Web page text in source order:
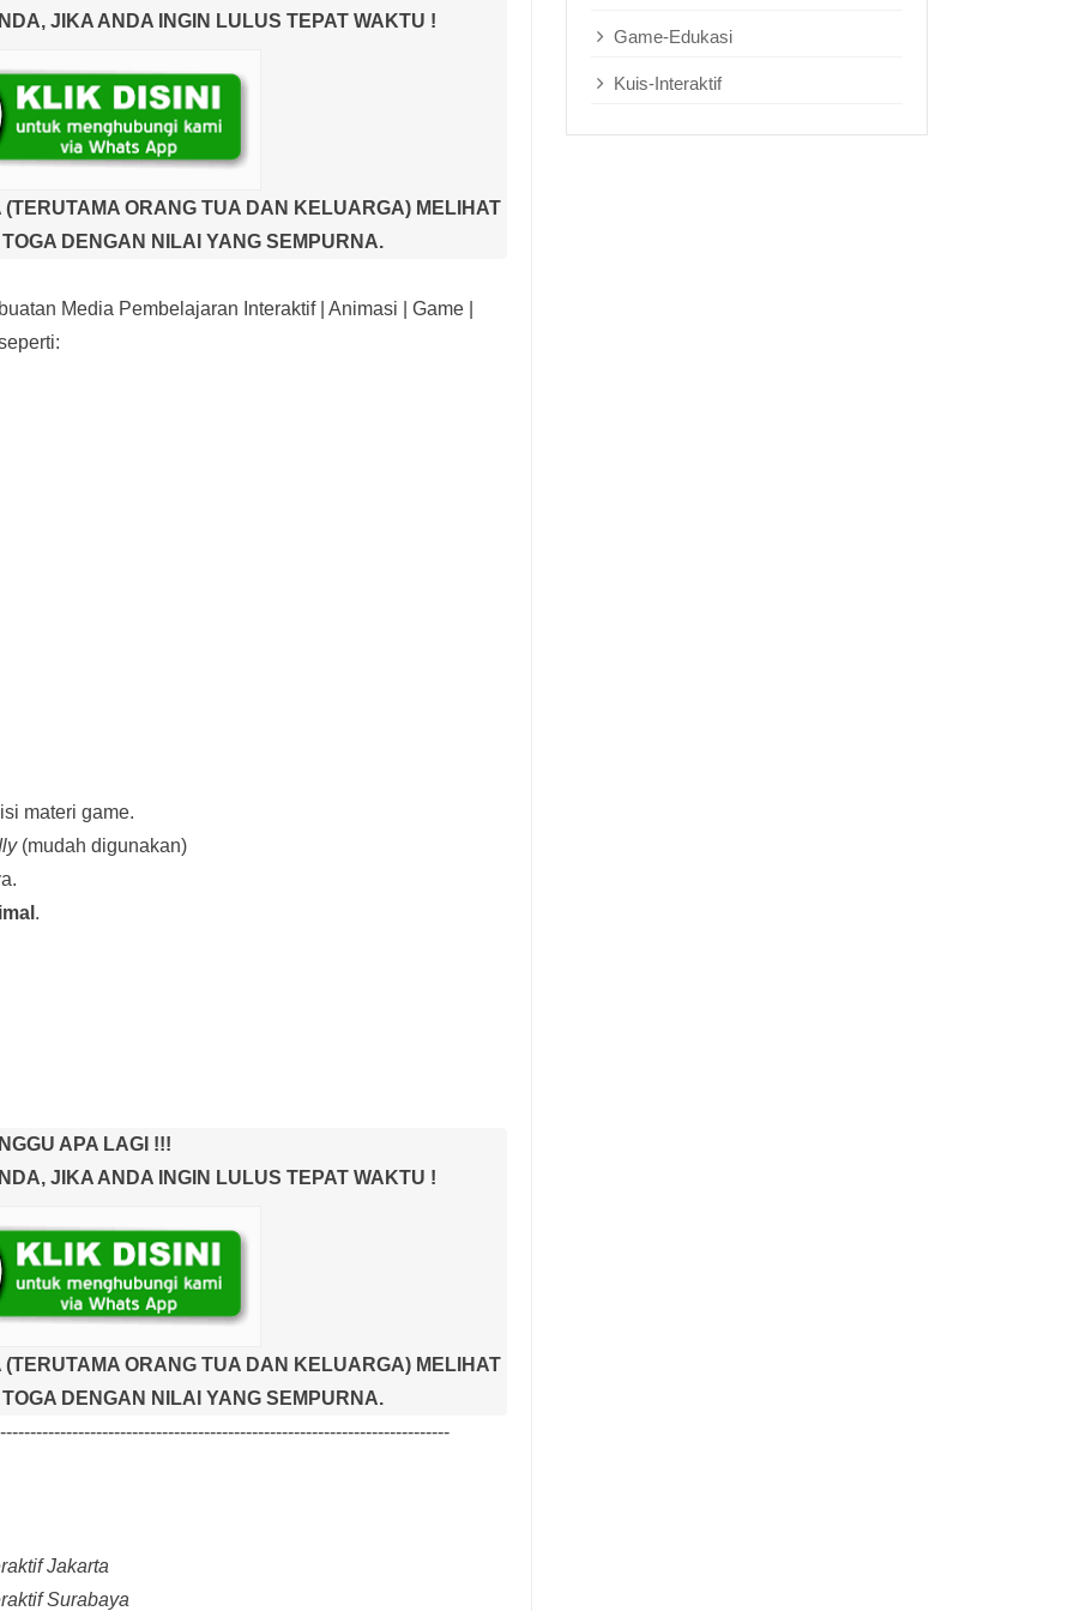
JIKA ANDA INGIN LULUS TEPAT WAKTU !
ORANG TUA DAN KELUARGA) MELIHAT
DENGAN NILAI YANG SEMPURNA.
Media Pembelajaran Interaktif| Animasi | Game |
materi game.
(mudah digunakan)
.
APA LAGI !!!
JIKA ANDA INGIN LULUS TEPAT WAKTU !
ORANG TUA DAN KELUARGA) MELIHAT
DENGAN NILAI YANG SEMPURNA.
Jakarta
Surabaya
Game-Edukasi
Kuis-Interaktif